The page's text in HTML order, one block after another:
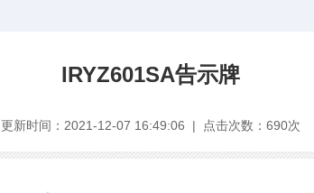
IRYZ601SA告示牌
更新时间：2021-12-07 16:49:06 | 点击次数：690次